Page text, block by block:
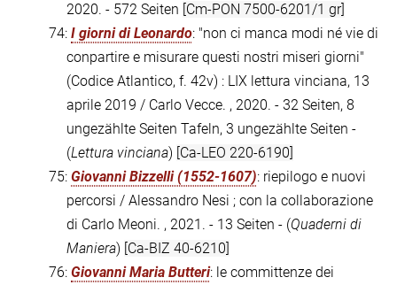
2020. - 572 Seiten [Cm-PON 7500-6201/1 gr]
74: I giorni di Leonardo: "non ci manca modi né vie di
conpartire e misurare questi nostri miseri giorni"
(Codice Atlantico, f. 42v) : LIX lettura vinciana, 13
aprile 2019 / Carlo Vecce. , 2020. - 32 Seiten, 8
ungezählte Seiten Tafeln, 3 ungezählte Seiten -
(Lettura vinciana) [Ca-LEO 220-6190]
75: Giovanni Bizzelli (1552-1607): riepilogo e nuovi
percorsi / Alessandro Nesi ; con la collaborazione
di Carlo Meoni. , 2021. - 13 Seiten - (Quaderni di
Maniera) [Ca-BIZ 40-6210]
76: Giovanni Maria Butteri: le committenze dei